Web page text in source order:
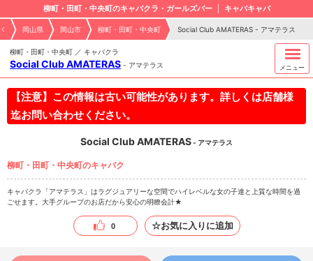
柳町・田町・中央町のキャバクラ・ガールズバー キャバキャバ
岡山県 岡山市 柳町・田町・中央町 Social Club AMATERAS - アマテラス
柳町・田町・中央町 ／ キャバクラ
Social Club AMATERAS - アマテラス メニュー
【注意】この情報は古い可能性があります。詳しくは店舗様
迄お問い合わせください。
Social Club AMATERAS- アマテラス
柳町・田町・中央町のキャバク
キャバクラ「アマテラス」はラグジュアリーな空間でハイレベルな女の子達と上質な時間を過
ごせます。大手グループのお店だから安心の明瞭会計★
0 ☆お気に入りに追加